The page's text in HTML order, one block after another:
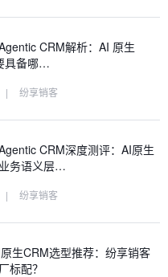
CRM解析：AI 原生
具备哪…
| 纷享销客
CRM深度测评：AI原生
务语义层…
| 纷享销客
生CRM选型推荐：纷享销客
标配？